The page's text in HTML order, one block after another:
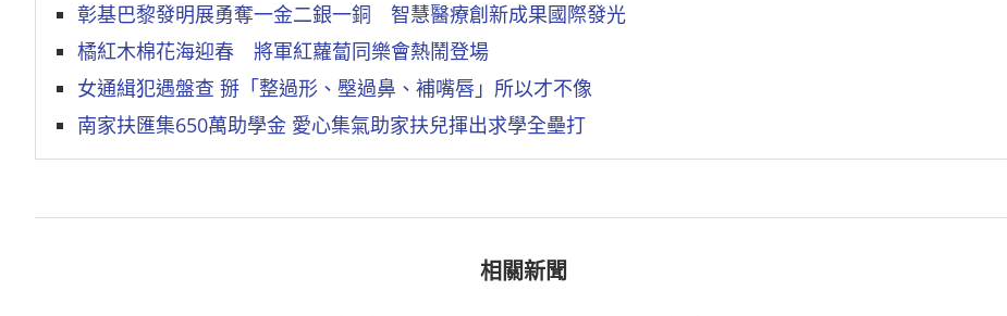
彰基巴黎發明展勇奪一金二銀一銅 智慧醫療創新成果國際發光
橘紅木棉花海迎春 將軍紅蘿蔔同樂會熱鬧登場
女通緝犯遇盤查 掰「整過形、壂過鼻、補嘴唇」所以才不像
南家扶匯集650萬助學金 愛心集氣助家扶兒揮出求學全壘打
相關新聞